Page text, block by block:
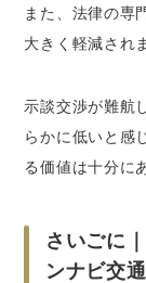
また、法律の専
大きく軽減され
示談交渉が難航
らかに低いと感
る価値は十分に
さいごに
ンナビ交